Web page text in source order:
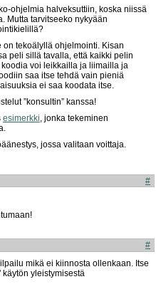
ohjelmia halveksuttiin, koska niissä
Mutta tarvitseeko nykyään
tekoälyllä ohjelmointi. Kisan
peli sillä tavalla, että kaikki pelin
koodia voi leikkailla ja liimailla ja
saa itse tehdä vain pieniä
ei saa koodata itse.
”konsultin” kanssa!
esimerkki, jonka tekeminen
jossa valitaan voittaja.
#
#
mikä ei kiinnosta ollenkaan. Itse
yleistymisestä